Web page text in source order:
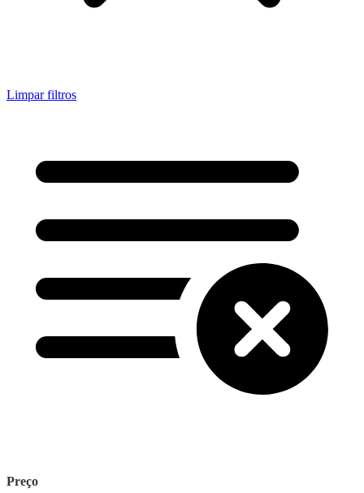
Limpar filtros
Preço